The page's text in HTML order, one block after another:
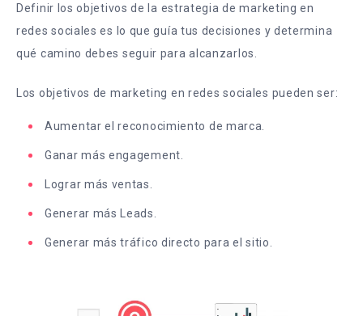
Definir los objetivos de la estrategia de marketing en
redes sociales es lo que guía tus decisiones y determina
qué camino debes seguir para alcanzarlos.
Los objetivos de marketing en redes sociales pueden ser:
Aumentar el reconocimiento de marca.
Ganar más engagement.
Lograr más ventas.
Generar más Leads.
Generar más tráfico directo para el sitio.